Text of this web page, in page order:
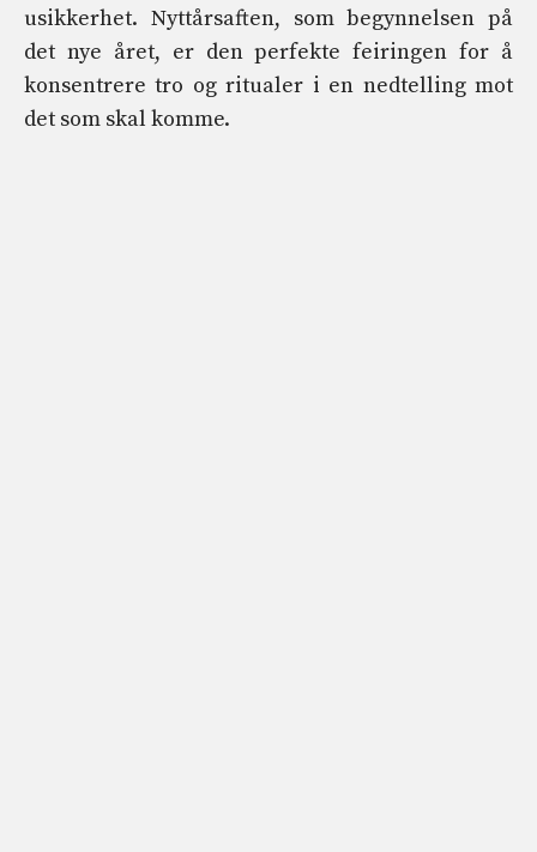
usikkerhet. Nyttårsaften, som begynnelsen på
det nye året, er den perfekte feiringen for å
konsentrere tro og ritualer i en nedtelling mot
det som skal komme.